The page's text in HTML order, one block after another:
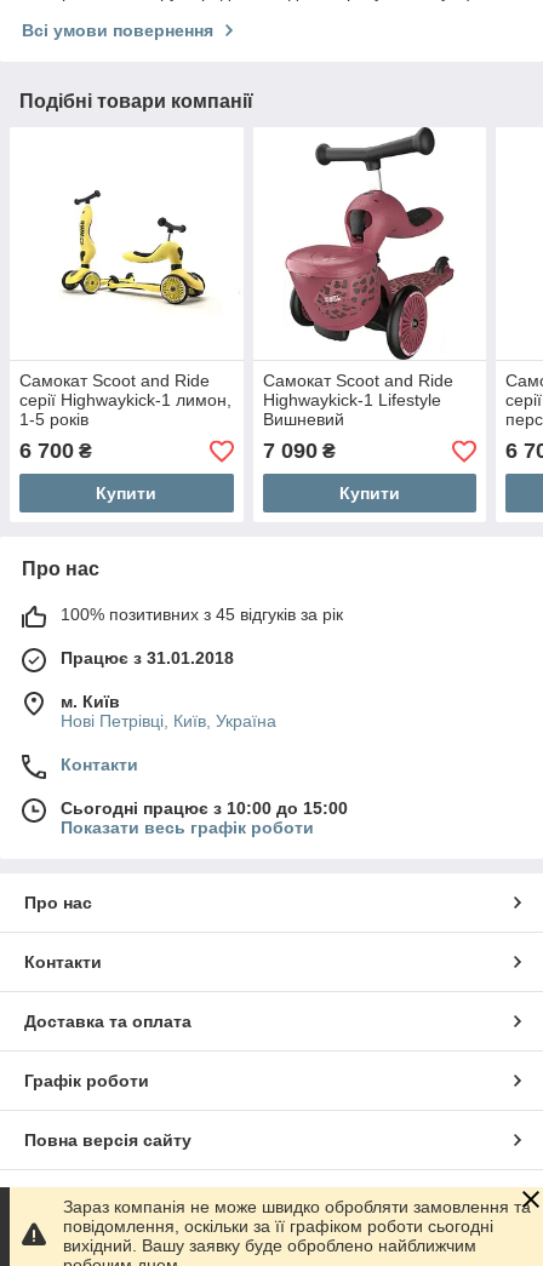
Всі умови повернення
Подібні товари компанії
Самокат Scoot and Ride
серії Highwaykick-1 лимон,
1-5 років
6 700 ₴
Купити
Самокат Scoot and Ride
Highwaykick-1 Lifestyle
Вишневий
7 090₴
Купити
6
Про нас
100% позитивних з 45 відгуків за рік
Працює з 31.01.2018
м. Київ
Нові Петрівці, Київ, Україна
Контакти
Сьогодні працює з 10:00 до 15:00
Показати весь графік роботи
Про нас
Контакти
Доставка та оплата
Графік роботи
Повна версія сайту
Сайт створено на маркетплейсіProm.ua
Політика конфіденційності
Зараз компанія не може швидко обробляти замовлення та
повідомлення, оскільки за її графіком роботи сьогодні
вихідний. Вашу заявку буде оброблено найближчим